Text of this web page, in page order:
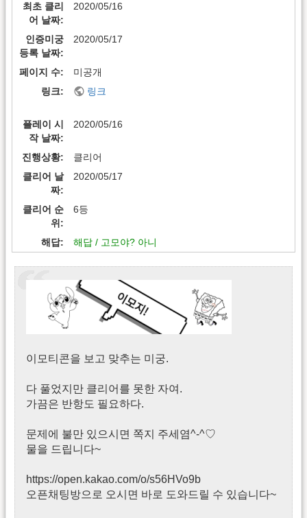
최초 클리
어 날짜
2020/05/16
인증미궁
등록 날짜
2020/05/17
페이지 수
미공개
링크
링크
플레이 시
작 날짜
2020/05/16
진행상황
클리어
클리어 날
짜
2020/05/17
클리어 순
위
6등
해답 해답 / 고모야? 아니
이모티콘을 보고 맞추는 미궁.
다 풀었지만 클리어를 못한 자여.
가끔은 반항도 필요하다.
문제에 불만 있으시면 쪽지 주세염^-^♡
물을 드립니다~
https://open.kakao.com/o/s56HVo9b
오픈채팅방으로 오시면 바로 도와드릴 수 있습니다~